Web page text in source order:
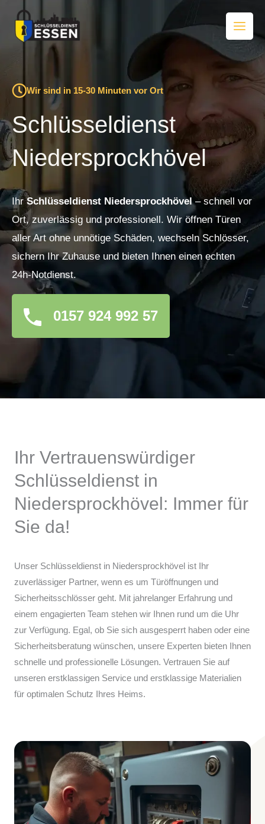
Inhalt
springen
Wir sind in 15-30 Minuten vor Ort
Schlüsseldienst
Niedersprockhövel
IhrSchlüsseldienst Niedersprockhövel– schnell vor
Ort, zuverlässig und professionell. Wir öffnen Türen
aller Art ohne unnötige Schäden, wechseln Schlösser,
sichern Ihr Zuhause und bieten Ihnen einen echten
24h-Notdienst.
0157 924 992 57
Ihr Vertrauenswürdiger
Schlüsseldienst in
Niedersprockhövel: Immer für
Sie da!
Unser Schlüsseldienst in Niedersprockhövel ist Ihr
zuverlässiger Partner, wenn es um Türöffnungen und
Sicherheitsschlösser geht. Mit jahrelanger Erfahrung und
einem engagierten Team stehen wir Ihnen rund um die Uhr
zur Verfügung. Egal, ob Sie sich ausgesperrt haben oder eine
Sicherheitsberatung wünschen, unsere Experten bieten Ihnen
schnelle und professionelle Lösungen. Vertrauen Sie auf
unseren erstklassigen Service und erstklassige Materialien
für optimalen Schutz Ihres Heims.